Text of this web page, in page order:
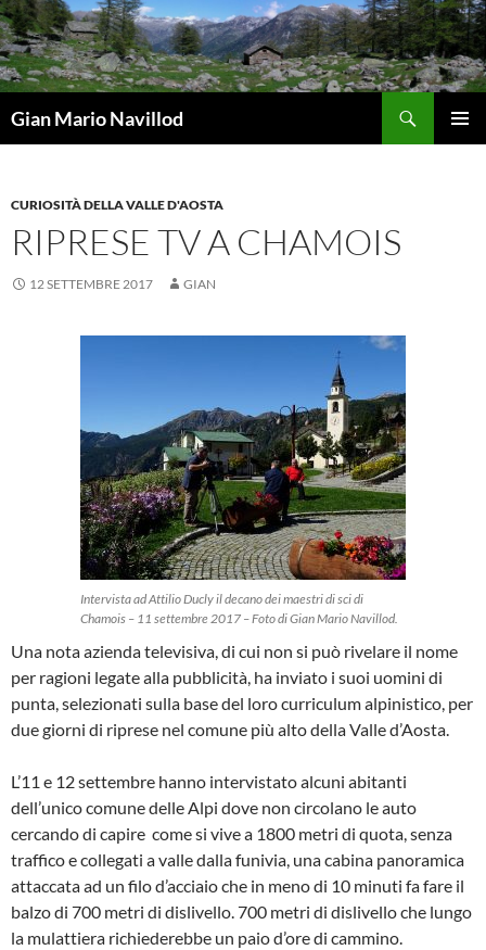
Vai
al
contenuto
Gian Mario Navillod
CURIOSITÀ DELLA VALLE D'AOSTA
RIPRESE TV A CHAMOIS
12 SETTEMBRE 2017 GIAN
Intervista ad Attilio Ducly il decano dei maestri di sci di
Chamois – 11 settembre 2017 – Foto di Gian Mario Navillod.
Una nota azienda televisiva, di cui non si può rivelare il nome
per ragioni legate alla pubblicità, ha inviato i suoi uomini di
punta, selezionati sulla base del loro curriculum alpinistico, per
due giorni di riprese nel comune più alto della Valle d’Aosta.
L’11 e 12 settembre hanno intervistato alcuni abitanti
dell’unico comune delle Alpi dove non circolano le auto
cercando di capire come si vive a 1800 metri di quota, senza
traffico e collegati a valle dalla funivia, una cabina panoramica
attaccata ad un filo d’acciaio che in meno di 10 minuti fa fare il
balzo di 700 metri di dislivello. 700 metri di dislivello che lungo
la mulattiera richiederebbe un paio d’ore di cammino.